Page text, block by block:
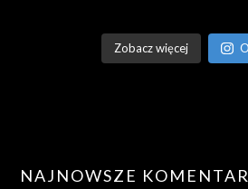
Zobacz więcej
NAJNOWSZE